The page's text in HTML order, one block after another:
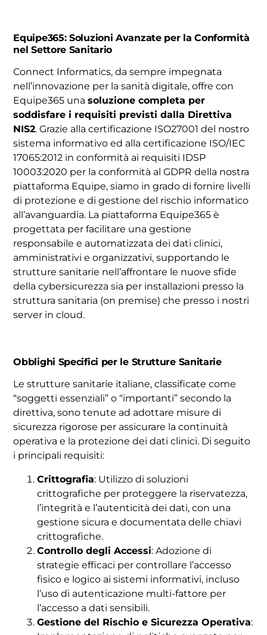
Equipe365: Soluzioni Avanzate per la Conformità
nel Settore Sanitario
Connect Informatics, da sempre impegnata
nell’innovazione per la sanità digitale, offre con
Equipe365 unasoluzione completa per
soddisfare i requisiti previsti dalla Direttiva
NIS2. Grazie alla certificazione ISO27001 del nostro
sistema informativo ed alla certificazione ISO/IEC
17065:2012 in conformità ai requisiti IDSP
10003:2020 per la conformità al GDPR della nostra
piattaforma Equipe, siamo in grado di fornire livelli
di protezione e di gestione del rischio informatico
all’avanguardia. La piattaforma Equipe365 è
progettata per facilitare una gestione
responsabile e automatizzata dei dati clinici,
amministrativi e organizzativi, supportando le
strutture sanitarie nell’affrontare le nuove sfide
della cybersicurezza sia per installazioni presso la
struttura sanitaria (on premise) che presso i nostri
server in cloud.
Obblighi Specifici per le Strutture Sanitarie
Le strutture sanitarie italiane, classificate come
“soggetti essenziali” o “importanti” secondo la
direttiva, sono tenute ad adottare misure di
sicurezza rigorose per assicurare la continuità
operativa e la protezione dei dati clinici. Di seguito
i principali requisiti:
Crittografia: Utilizzo di soluzioni
crittografiche per proteggere la riservatezza,
l’integrità e l’autenticità dei dati, con una
gestione sicura e documentata delle chiavi
crittografiche.
Controllo degli Accessi: Adozione di
strategie efficaci per controllare l’accesso
fisico e logico ai sistemi informativi, incluso
l’uso di autenticazione multi-fattore per
l’accesso a dati sensibili.
Gestione del Rischio e Sicurezza Operativa: